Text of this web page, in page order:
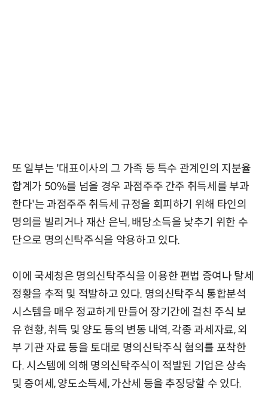
또 일부는 '대표이사의 그 가족 등 특수 관계인의 지분율
합계가 50%를 넘을 경우 과점주주 간주 취득세를 부과
한다'는 과점주주 취득세 규정을 회피하기 위해 타인의
명의를 빌리거나 재산 은닉, 배당소득을 낮추기 위한 수
단으로 명의신탁주식을 악용하고 있다.
이에 국세청은 명의신탁주식을 이용한 편법 증여나 탈세
정황을 추적 및 적발하고 있다. 명의신탁주식 통합분석
시스템을 매우 정교하게 만들어 장기간에 걸친 주식 보
유 현황, 취득 및 양도 등의 변동 내역, 각종 과세자료, 외
부 기관 자료 등을 토대로 명의신탁주식 혐의를 포착한
다. 시스템에 의해 명의신탁주식이 적발된 기업은 상속
및 증여세, 양도소득세, 가산세 등을 추징당할 수 있다.